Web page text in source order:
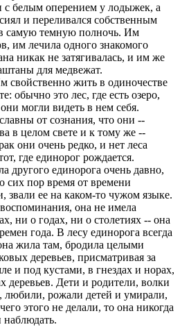
с белым оперением у лодыжек, а
и переливался собственным
самую темную полночь. Им
им лечила одного знакомого
никак не затягивалась, и им же
для медвежат.
свойственно жить в одиночестве
обычно это лес, где есть озеро,
могли видеть в нем себя.
от сознания, что они --
в целом свете и к тому же --
они очень редко, и нет леса
где единорог рождается.
другого единорога очень давно,
сих пор время от времени
звали ее на каком-то чужом языке.
она не имела
ни о годах, ни о столетиях -- она
года. В лесу единорога всегда
жила там, бродила целыми
деревьев, присматривая за
и под кустами, в гнездах и норах,
деревьев. Дети и родители, волки
любили, рожали детей и умирали,
этого не делали, то она никогда
наблюдать.